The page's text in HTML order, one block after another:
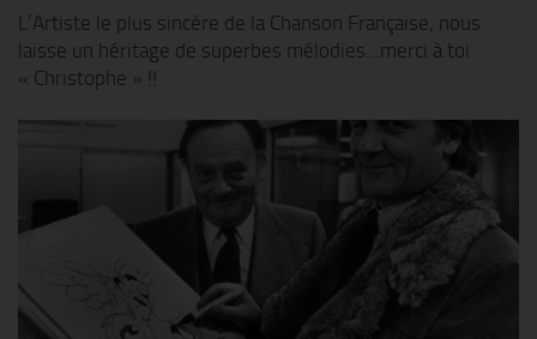
L’Artiste le plus sincère de la Chanson Française, nous
laisse un héritage de superbes mélodies…merci à toi
« Christophe » !!